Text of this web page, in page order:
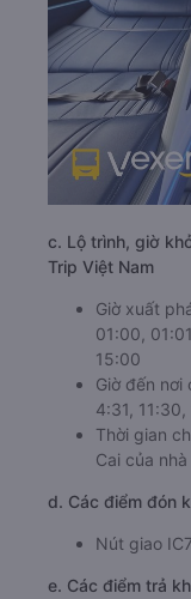
c. Lộ trình, giờ
Trip Việt Nam
Giờ xuất
01:00,
15:00
Giờ đến nơi
4:31,
Thời gian
Cai của nhà
d. Các điểm đón
Nút giao
e. Các điểm trả